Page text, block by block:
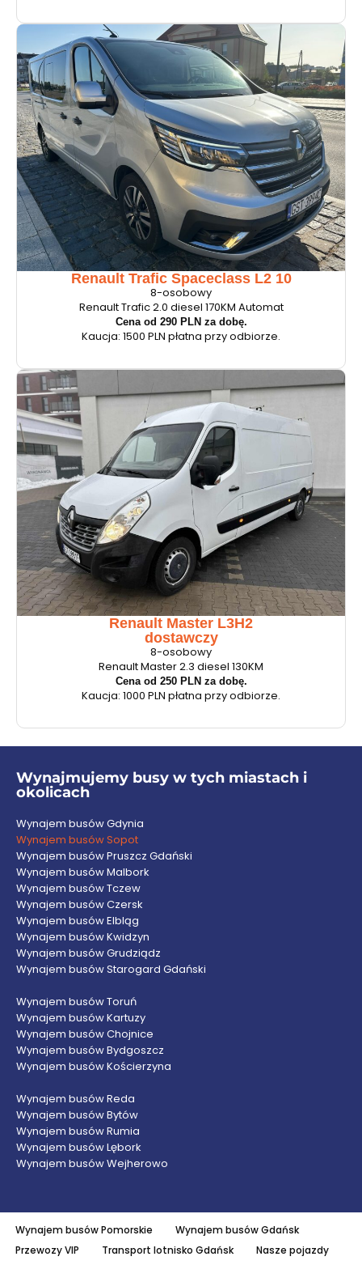
Renault Trafic Spaceclass L2 10
8-osobowy
Renault Trafic 2.0 diesel 170KM Automat
Cena od 290 PLN za dobę.
Kaucja: 1500 PLN płatna przy odbiorze.
Renault Master L3H2
dostawczy
8-osobowy
Renault Master 2.3 diesel 130KM
Cena od 250 PLN za dobę.
Kaucja: 1000 PLN płatna przy odbiorze.
Wynajmujemy busy w tych miastach i
okolicach
Wynajem busów Gdynia
Wynajem busów Sopot
Wynajem busów Pruszcz Gdański
Wynajem busów Malbork
Wynajem busów Tczew
Wynajem busów Czersk
Wynajem busów Elbląg
Wynajem busów Kwidzyn
Wynajem busów Grudziądz
Wynajem busów Starogard Gdański
Wynajem busów Toruń
Wynajem busów Kartuzy
Wynajem busów Chojnice
Wynajem busów Bydgoszcz
Wynajem busów Kościerzyna
Wynajem busów Reda
Wynajem busów Bytów
Wynajem busów Rumia
Wynajem busów Lębork
Wynajem busów Wejherowo
Wynajem busów Pomorskie
Wynajem busów Gdańsk
Przewozy VIP
Transport lotnisko Gdańsk
Nasze pojazdy